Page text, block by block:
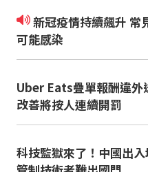
新冠疫情持續飆升 常見八大症狀 沒發燒也
可能感染
Uber Eats疊單報酬違外
改善將按人連續開罰
科技監獄來了！中國出